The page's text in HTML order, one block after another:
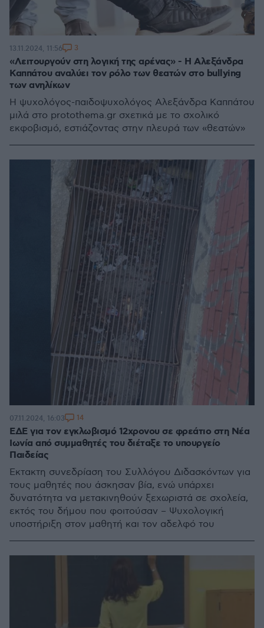
«Λειτουργούν στη λογική της αρένας» - Η Αλεξάνδρα
Καππάτου αναλύει τον ρόλο των θεατών στο bullying
των ανηλίκων
Η ψυχολόγος-παιδοψυχολόγος Αλεξάνδρα Καππάτου
μιλά στο protothema.gr σχετικά με το σχολικό
εκφοβισμό, εστιάζοντας στην πλευρά των «θεατών»
13.11.2024, 11:56 3
ΕΔΕ για τον εγκλωβισμό 12χρονου σε φρεάτιο στη Νέα
Ιωνία από συμμαθητές του διέταξε το υπουργείο
Παιδείας
Έκτακτη συνεδρίαση του Συλλόγου Διδασκόντων για
τους μαθητές που άσκησαν βία, ενώ υπάρχει
δυνατότητα να μετακινηθούν ξεχωριστά σε σχολεία,
εκτός του δήμου που φοιτούσαν – Ψυχολογική
υποστήριξη στον μαθητή και τον αδελφό του
07.11.2024, 16:03 14